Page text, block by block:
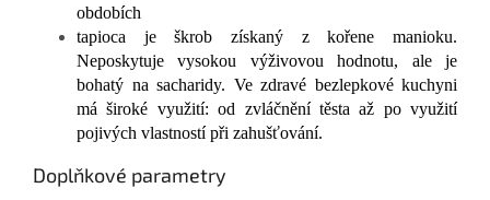
obdobích
tapioca je škrob získaný z kořene manioku.
Neposkytuje vysokou výživovou hodnotu, ale je
bohatý na sacharidy. Ve zdravé bezlepkové kuchyni
má široké využití: od zvláčnění těsta až po využití
pojivých vlastností při zahušťování.
Doplňkové parametry